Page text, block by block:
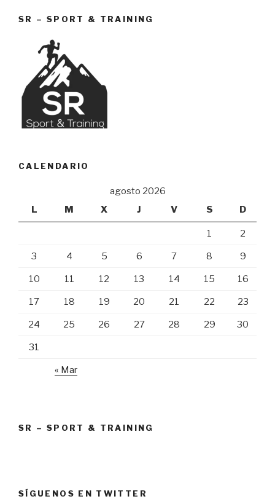
SR – SPORT & TRAINING
CALENDARIO
agosto 2026
L
M X J V S D
1 2
3 4 5 6 7 8 9
10 11 12 13 14 15 16
17 18 19 20 21 22 23
24 25 26 27 28 29 30
31
« Mar
SR – SPORT & TRAINING
SÍGUENOS EN TWITTER